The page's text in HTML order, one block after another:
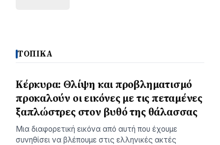
ΤΟΠΙΚΑ
Κέρκυρα: Θλίψη και προβληματισμό
προκαλούν οι εικόνες με τις πεταμένες
ξαπλώστρες στον βυθό της θάλασσας
Μια διαφορετική εικόνα από αυτή που έχουμε
συνηθίσει να βλέπουμε στις ελληνικές ακτές